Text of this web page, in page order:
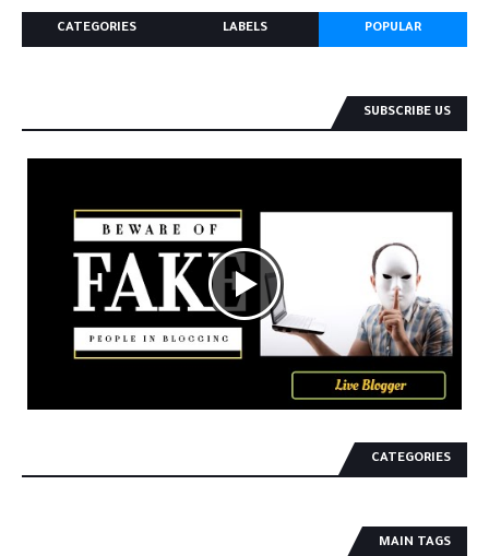
POPULAR
LABELS
CATEGORIES
SUBSCRIBE US
CATEGORIES
MAIN TAGS